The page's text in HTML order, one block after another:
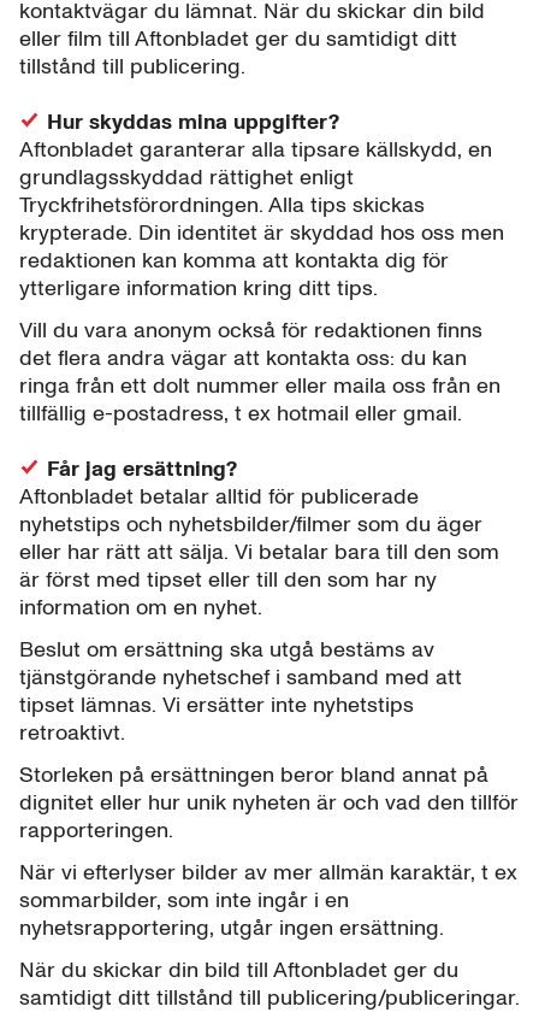
kontaktvägar du lämnat. När du skickar din bild
eller film till Aftonbladet ger du samtidigt ditt
tillstånd till publicering.
Hur skyddas mina uppgifter?
Aftonbladet garanterar alla tipsare källskydd, en
grundlagsskyddad rättighet enligt
Tryckfrihetsförordningen. Alla tips skickas
krypterade. Din identitet är skyddad hos oss men
redaktionen kan komma att kontakta dig för
ytterligare information kring ditt tips.
Vill du vara anonym också för redaktionen finns
det flera andra vägar att kontakta oss: du kan
ringa från ett dolt nummer eller maila oss från en
tillfällig e-postadress, t ex hotmail eller gmail.
Får jag ersättning?
Aftonbladet betalar alltid för publicerade
nyhetstips och nyhetsbilder/filmer som du äger
eller har rätt att sälja. Vi betalar bara till den som
är först med tipset eller till den som har ny
information om en nyhet.
Beslut om ersättning ska utgå bestäms av
tjänstgörande nyhetschef i samband med att
tipset lämnas. Vi ersätter inte nyhetstips
retroaktivt.
Storleken på ersättningen beror bland annat på
dignitet eller hur unik nyheten är och vad den tillför
rapporteringen.
När vi efterlyser bilder av mer allmän karaktär, t ex
sommarbilder, som inte ingår i en
nyhetsrapportering, utgår ingen ersättning.
När du skickar din bild till Aftonbladet ger du
samtidigt ditt tillstånd till publicering/publiceringar.